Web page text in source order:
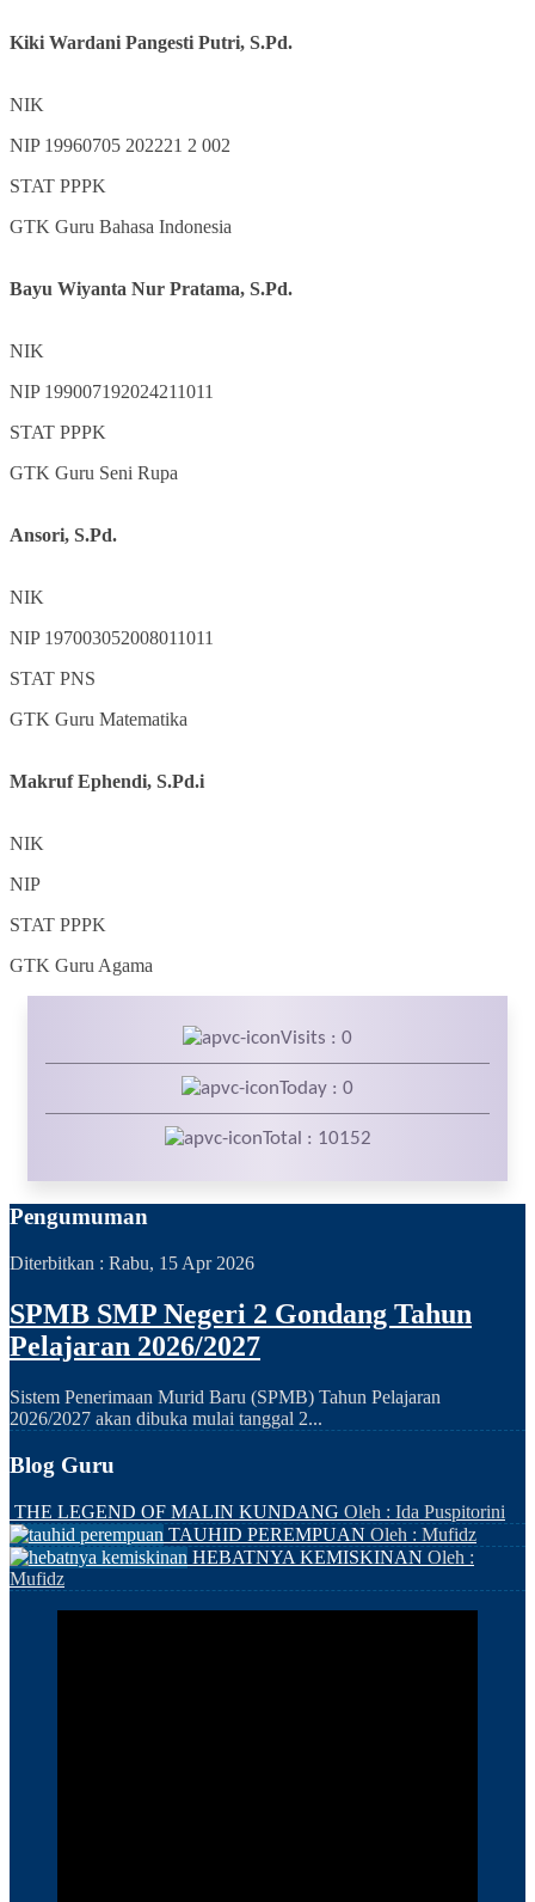
Kiki Wardani Pangesti Putri, S.Pd.
NIK
NIP 19960705 202221 2 002
STAT PPPK
GTK Guru Bahasa Indonesia
Bayu Wiyanta Nur Pratama, S.Pd.
NIK
NIP 199007192024211011
STAT PPPK
GTK Guru Seni Rupa
Ansori, S.Pd.
NIK
NIP 197003052008011011
STAT PNS
GTK Guru Matematika
Makruf Ephendi, S.Pd.i
NIK
NIP
STAT PPPK
GTK Guru Agama
Visits : 0
Today : 0
Total : 10152
Pengumuman
Diterbitkan : Rabu, 15 Apr 2026
SPMB SMP Negeri 2 Gondang Tahun
Pelajaran 2026/2027
Sistem Penerimaan Murid Baru (SPMB) Tahun Pelajaran
2026/2027 akan dibuka mulai tanggal 2...
Blog Guru
THE LEGEND OF MALIN KUNDANG Oleh : Ida Puspitorini
TAUHID PEREMPUAN Oleh : Mufidz
HEBATNYA KEMISKINAN Oleh :
Mufidz